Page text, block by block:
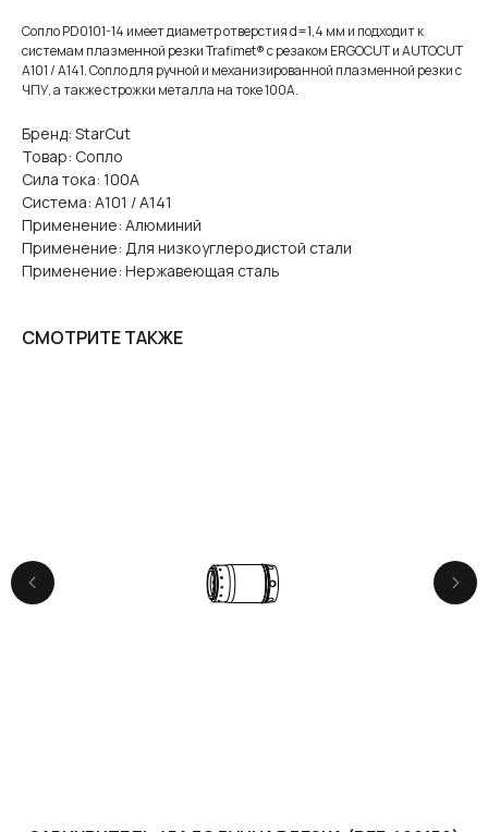
Сопло PD0101-14 имеет диаметр отверстия d=1,4 мм и подходит к
системам плазменной резки Trafimet® с резаком ERGOCUT и AUTOCUT
A101 / A141. Сопло для ручной и механизированной плазменной резки с
ЧПУ, а также строжки металла на токе 100А.
Бренд: StarCut
Товар: Сопло
Сила тока: 100А
Система: A101 / A141
Применение: Алюминий
Применение: Для низкоуглеродистой стали
Применение: Нержавеющая сталь
СМОТРИТЕ ТАКЖЕ